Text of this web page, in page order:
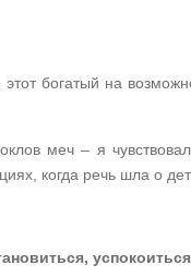
богатый на
меч – я
когда речь шла о